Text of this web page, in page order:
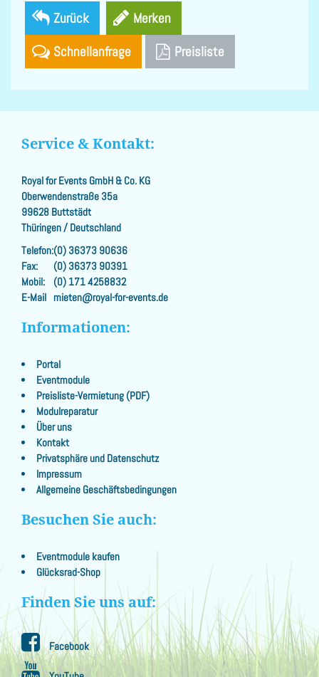
Zurück
Schnellanfrage
Preisliste
Service & Kontakt:
Royal for Events GmbH & Co. KG
Oberwendenstraße 35a
99628 Buttstädt
Thüringen / Deutschland
Telefon:(0) 36373 90636
Fax:
(0) 36373 90391
Mobil:
(0) 171 4258832
E-Mail mieten@royal-for-events.de
Informationen:
Portal
Eventmodule
Preisliste-Vermietung (PDF)
Modulreparatur
Über uns
Kontakt
Privatsphäre und Datenschutz
Impressum
Allgemeine Geschäftsbedingungen
Besuchen Sie auch:
Eventmodule kaufen
Glücksrad-Shop
Finden Sie uns auf:
Facebook